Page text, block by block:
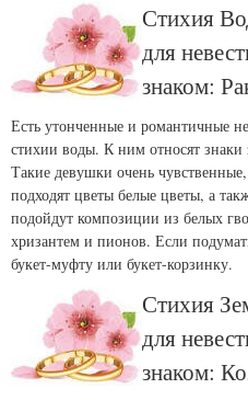
Стихия
для
знаком:
Есть утонченные и романтичные
стихии воды. К ним относят
Такие девушки очень
подходят цветы белые цветы, а
подойдут композиции из белых
хризантем и пионов. Если
букет-муфту или букет-корзинку.
Стихия
для
знаком: